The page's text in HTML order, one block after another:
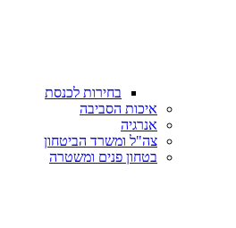
בחירות לכנסת
איכות הסביבה
אנרגיה
צה"ל ומשרד הביטחון
בטחון פנים ומשטרה